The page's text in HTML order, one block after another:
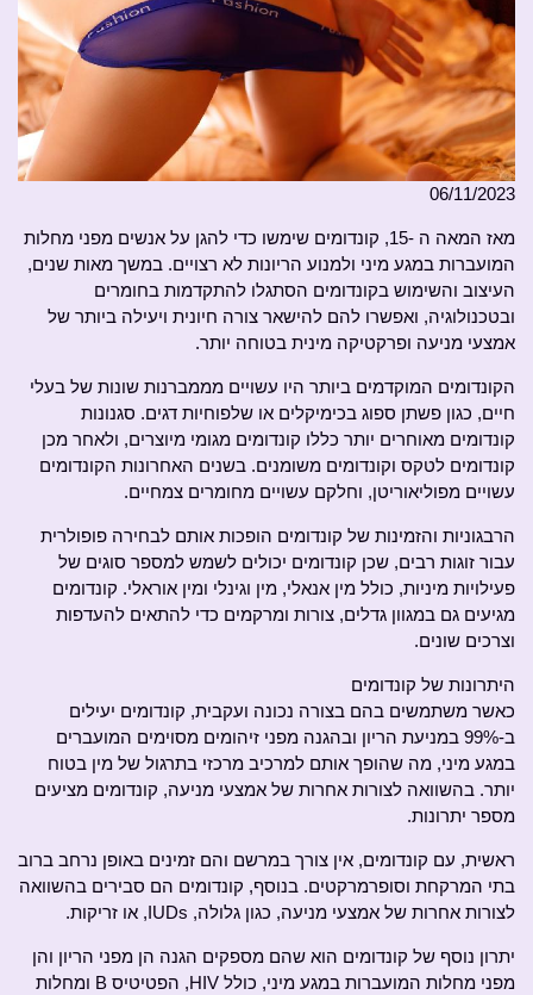
06/11/2023
מאז המאה ה -15, קונדומים שימשו כדי להגן על אנשים מפני מחלות
המועברות במגע מיני ולמנוע הריונות לא רצויים. במשך מאות שנים,
העיצוב והשימוש בקונדומים הסתגלו להתקדמות בחומרים
ובטכנולוגיה, ואפשרו להם להישאר צורה חיונית ויעילה ביותר של
אמצעי מניעה ופרקטיקה מינית בטוחה יותר.
הקונדומים המוקדמים ביותר היו עשויים מממברנות שונות של בעלי
חיים, כגון פשתן ספוג בכימיקלים או שלפוחיות דגים. סגנונות
קונדומים מאוחרים יותר כללו קונדומים מגומי מיוצרים, ולאחר מכן
קונדומים לטקס וקונדומים משומנים. בשנים האחרונות הקונדומים
עשויים מפוליאוריטן, וחלקם עשויים מחומרים צמחיים.
הרבגוניות והזמינות של קונדומים הופכות אותם לבחירה פופולרית
עבור זוגות רבים, שכן קונדומים יכולים לשמש למספר סוגים של
פעילויות מיניות, כולל מין אנאלי, מין וגינלי ומין אוראלי. קונדומים
מגיעים גם במגוון גדלים, צורות ומרקמים כדי להתאים להעדפות
וצרכים שונים.
היתרונות של קונדומים
כאשר משתמשים בהם בצורה נכונה ועקבית, קונדומים יעילים
ב-99% במניעת הריון ובהגנה מפני זיהומים מסוימים המועברים
במגע מיני, מה שהופך אותם למרכיב מרכזי בתרגול של מין בטוח
יותר. בהשוואה לצורות אחרות של אמצעי מניעה, קונדומים מציעים
מספר יתרונות.
ראשית, עם קונדומים, אין צורך במרשם והם זמינים באופן נרחב ברוב
בתי המרקחת וסופרמרקטים. בנוסף, קונדומים הם סבירים בהשוואה
לצורות אחרות של אמצעי מניעה, כגון גלולה, IUDs, או זריקות.
יתרון נוסף של קונדומים הוא שהם מספקים הגנה הן מפני הריון והן
מפני מחלות המועברות במגע מיני, כולל HIV, הפטיטיס B ומחלות